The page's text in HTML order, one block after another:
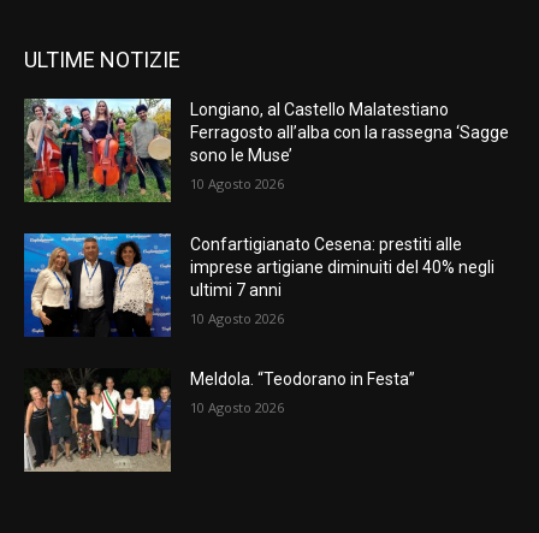
ULTIME NOTIZIE
Longiano, al Castello Malatestiano
Ferragosto all’alba con la rassegna ‘Sagge
sono le Muse’
10 Agosto 2026
Confartigianato Cesena: prestiti alle
imprese artigiane diminuiti del 40% negli
ultimi 7 anni
10 Agosto 2026
Meldola. “Teodorano in Festa”
10 Agosto 2026